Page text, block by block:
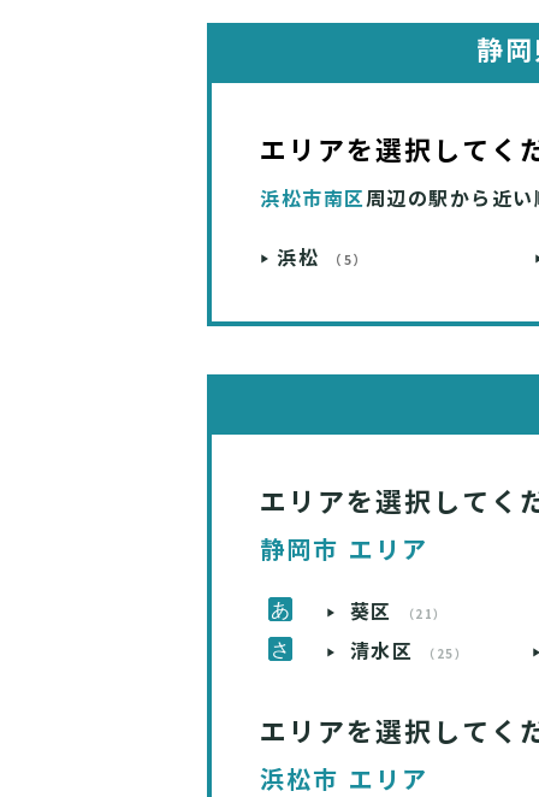
静
エリアを選択してく
浜松市南区周辺の駅から近い
浜松 （5）
エリアを選択してく
静岡市 エリア
葵区 （21）
清水区 （25）
エリアを選択してく
浜松市 エリア